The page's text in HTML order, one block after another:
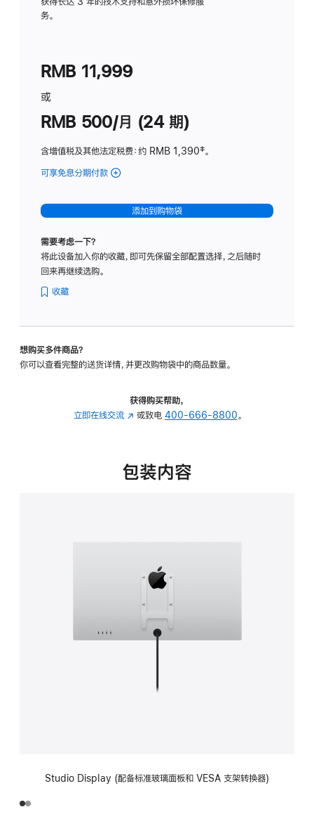
务。
RMB 11,999
或
RMB 500/月 (24 期)
含增值税及其他法定税费：约 RMB 1,390脚
‡。
可享免息分期付款 (Studio
-
标
璃
转
的
添加到购物袋
需要考虑一下？
将此设备加入你的收藏，即可先保留全部配置选择，之后随时
回来再继续选购。
收藏
想购买多件商品？
你可以查看完整的送货详情，并更改购物袋中的商品数量。
获得购买帮助，
立即在线交流 (在
中
或致电 400-666-8800。
包装内容
Studio Display (配备标准玻璃面板和 VESA 支架转换器)